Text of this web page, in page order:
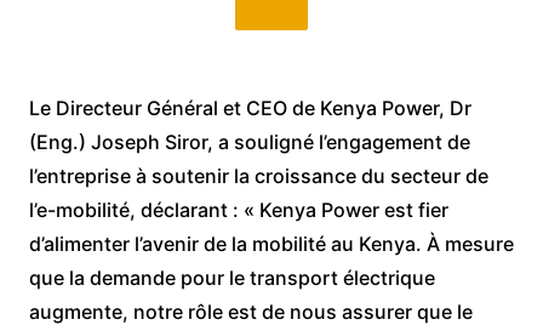
Le Directeur Général et CEO de Kenya Power, Dr
(Eng.) Joseph Siror, a souligné l’engagement de
l’entreprise à soutenir la croissance du secteur de
l’e-mobilité, déclarant : « Kenya Power est fier
d’alimenter l’avenir de la mobilité au Kenya. À mesure
que la demande pour le transport électrique
augmente, notre rôle est de nous assurer que le